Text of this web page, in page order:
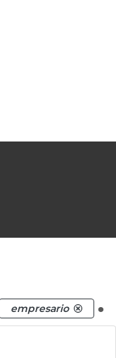
empresario .